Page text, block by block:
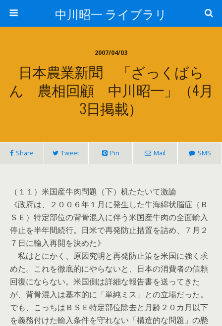
中川昭一 ライブラリ
2007/04/03
日本農業新聞 「ざっくばら
ん 農相回顧 中川昭一」（4月
3日掲載）
Share Tweet Pin Mail SMS
（１１）米国産牛肉問題（下）机たたいて激論
《政府は、２００６年１月に発生した牛海綿状脳症（Ｂ
ＳＥ）特定部位の背骨混入に伴う米国産牛肉の全面輸入
停止を半年間続行。日米で再発防止措置を詰め、７月２
７日に輸入再開を決めた》
私はとにかく、原因究明と再発防止策を米国に強く求
めた。これを徹底的にやらないと、日本の消費者の信頼
回復にならない。米国側は詳細な報告書を送ってきた
が、背骨混入は基本的に「単純ミス」との立場だった。
でも、こっちはＢＳＥ特定部位除去と月齢２０カ月以下
を義務付けた輸入条件を守れない「構造的な問題」の懸